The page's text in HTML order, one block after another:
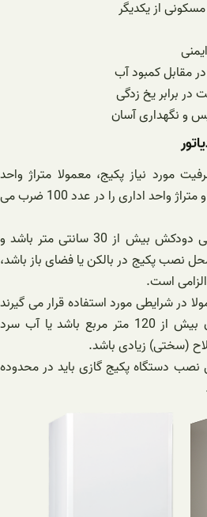
از یکدیگر
مقابل کمبود آب
برابر یخ زدگی
و نگهداری آسان
مورد نیاز پکیج، معمولا متراژ واحد
مسکونی را در عدد 150 و متراژ واحد اداری را در عدد 100 ضرب می
در صورتی که مسیر افقی دودکش بیش از 30 سانتی متر باشد و
نصب پکیج در بالکن یا فضای باز باشد،
است.
در شرایطی مورد استفاده قرار می گیرند
که یا مساحت ساختمان بیش از 120 متر مربع باشد یا آب سرد
(سختی) زیادی باشد.
دستگاه پکیج گازی باید در محدوده